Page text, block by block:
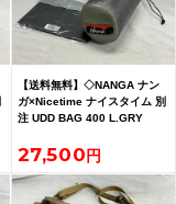
【送料無料】◇NANGA ナン
ガ×Nicetime ナイスタイム 別
注 UDD BAG 400 L.GRY
27,500